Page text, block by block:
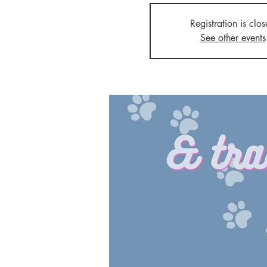
Registration is
See other events